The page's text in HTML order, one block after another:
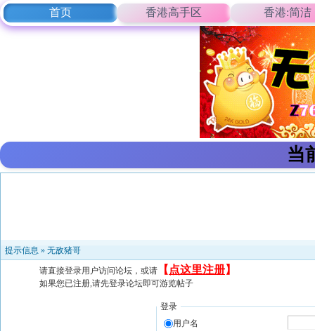
首页 香港高手区 香港:简洁
当
提示信息 » 无敌猪哥
请直接登录用户访问论坛，或请 【 点这里注册】
如果您已注册,请先登录论坛即可游览帖子
登录
用户名